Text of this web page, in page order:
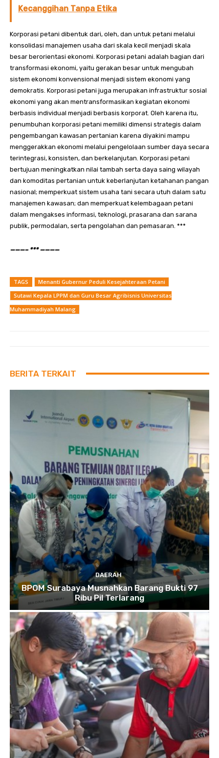
Kecanggihan Tanpa Etika
Korporasi petani dibentuk dari, oleh, dan untuk petani melalui
konsolidasi manajemen usaha dari skala kecil menjadi skala
besar berorientasi ekonomi. Korporasi petani adalah bagian dari
transformasi ekonomi, yaitu gerakan besar untuk mengubah
sistem ekonomi konvensional menjadi sistem ekonomi yang
demokratis. Korporasi petani juga merupakan infrastruktur sosial
ekonomi yang akan mentransformasikan kegiatan ekonomi
berbasis individual menjadi berbasis korporat. Oleh karena itu,
penumbuhan korporasi petani memiliki dimensi strategis dalam
pengembangan kawasan pertanian karena diyakini mampu
menggerakkan ekonomi melalui pengelolaan sumber daya secara
terintegrasi, konsisten, dan berkelanjutan. Korporasi petani
bertujuan meningkatkan nilai tambah serta daya saing wilayah
dan komoditas pertanian untuk keberlanjutan ketahanan pangan
nasional; memperkuat sistem usaha tani secara utuh dalam satu
manajemen kawasan; dan memperkuat kelembagaan petani
dalam mengakses informasi, teknologi, prasarana dan sarana
publik, permodalan, serta pengolahan dan pemasaran. ***
———– *** ————
TAGS
Menanti Gubernur Peduli Kesejahteraan Petani
Sutawi Kepala LPPM dan Guru Besar Agribisnis Universitas
Muhammadiyah Malang
BERITA TERKAIT
DAERAH
BPOM Surabaya Musnahkan Barang Bukti 97
Ribu Pil Terlarang